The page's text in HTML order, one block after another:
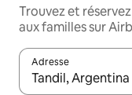
Trouvez et
aux familles sur
Adresse
Lorsque les